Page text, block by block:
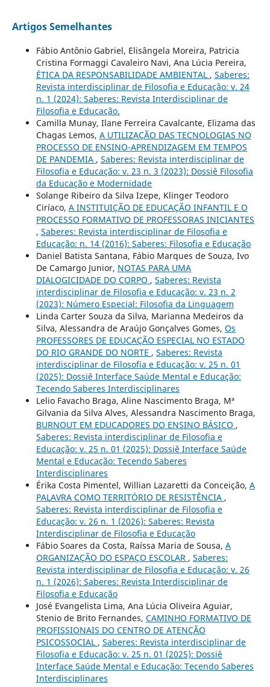
Artigos Semelhantes
Fábio Antônio Gabriel, Elisângela Moreira, Patricia
Cristina Formaggi Cavaleiro Navi, Ana Lúcia Pereira,
ÉTICA DA RESPONSABILIDADE AMBIENTAL , Saberes:
Revista interdisciplinar de Filosofia e Educação: v. 24
n. 1 (2024): Saberes: Revista Interdisciplinar de
Filosofia e Educação.
Camilla Munay, Ilane Ferreira Cavalcante, Elizama das
Chagas Lemos, A UTILIZAÇÃO DAS TECNOLOGIAS NO
PROCESSO DE ENSINO-APRENDIZAGEM EM TEMPOS
DE PANDEMIA , Saberes: Revista interdisciplinar de
Filosofia e Educação: v. 23 n. 3 (2023): Dossiê Filosofia
da Educação e Modernidade
Solange Ribeiro da Silva Izepe, Klinger Teodoro
Ciríaco, A INSTITUIÇÃO DE EDUCAÇÃO INFANTIL E O
PROCESSO FORMATIVO DE PROFESSORAS INICIANTES
, Saberes: Revista interdisciplinar de Filosofia e
Educação: n. 14 (2016): Saberes: Filosofia e Educação
Daniel Batista Santana, Fábio Marques de Souza, Ivo
De Camargo Junior, NOTAS PARA UMA
DIALOGICIDADE DO CORPO , Saberes: Revista
interdisciplinar de Filosofia e Educação: v. 23 n. 2
(2023): Número Especial: Filosofia da Linguagem
Linda Carter Souza da Silva, Marianna Medeiros da
Silva, Alessandra de Araújo Gonçalves Gomes, Os
PROFESSORES DE EDUCAÇÃO ESPECIAL NO ESTADO
DO RIO GRANDE DO NORTE , Saberes: Revista
interdisciplinar de Filosofia e Educação: v. 25 n. 01
(2025): Dossiê Interface Saúde Mental e Educação:
Tecendo Saberes Interdisciplinares
Lelio Favacho Braga, Aline Nascimento Braga, Mª
Gilvania da Silva Alves, Alessandra Nascimento Braga,
BURNOUT EM EDUCADORES DO ENSINO BÁSICO ,
Saberes: Revista interdisciplinar de Filosofia e
Educação: v. 25 n. 01 (2025): Dossiê Interface Saúde
Mental e Educação: Tecendo Saberes
Interdisciplinares
Érika Costa Pimentel, Willian Lazaretti da Conceição, A
PALAVRA COMO TERRITÓRIO DE RESISTÊNCIA ,
Saberes: Revista interdisciplinar de Filosofia e
Educação: v. 26 n. 1 (2026): Saberes: Revista
Interdisciplinar de Filosofia e Educação
Fábio Soares da Costa, Raíssa Maria de Sousa, A
ORGANIZAÇÃO DO ESPAÇO ESCOLAR , Saberes:
Revista interdisciplinar de Filosofia e Educação: v. 26
n. 1 (2026): Saberes: Revista Interdisciplinar de
Filosofia e Educação
José Evangelista Lima, Ana Lúcia Oliveira Aguiar,
Stenio de Brito Fernandes, CAMINHO FORMATIVO DE
PROFISSIONAIS DO CENTRO DE ATENÇÃO
PSICOSSOCIAL , Saberes: Revista interdisciplinar de
Filosofia e Educação: v. 25 n. 01 (2025): Dossiê
Interface Saúde Mental e Educação: Tecendo Saberes
Interdisciplinares